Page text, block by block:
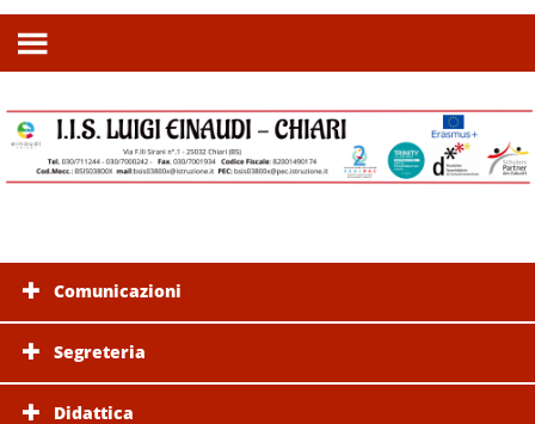
Comunicazioni
Segreteria
Didattica